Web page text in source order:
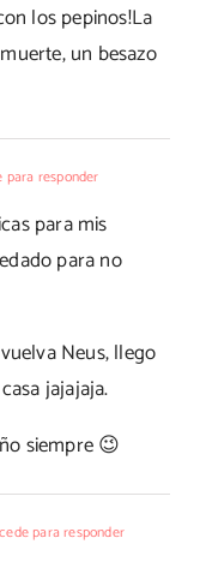
los pepinos!La
un besazo
para responder
para mis
para no
Neus, llego
jajajaja.
siempre 😉
para responder